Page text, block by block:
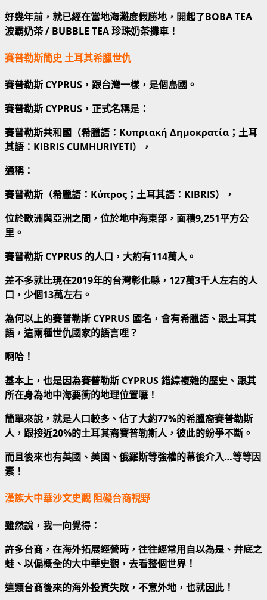
好幾年前，就已經在當地海灘度假勝地，開起了BOBA TEA
波霸奶茶 / BUBBLE TEA 珍珠奶茶攤車！
賽普勒斯簡史 土耳其希臘世仇
賽普勒斯 CYPRUS，跟台灣一樣，是個島國。
賽普勒斯 CYPRUS，正式名稱是：
賽普勒斯共和國（希臘語：Κυπριακή Δημοκρατία；土耳
其語：KIBRIS CUMHURIYETI），
通稱：
賽普勒斯（希臘語：Κύπρος；土耳其語： KIBRIS），
位於歐洲與亞洲之間，位於地中海東部，面積9,251平方公
里。
賽普勒斯 CYPRUS 的人口，大約有114萬人。
差不多就比現在2019年的台灣彰化縣，127萬3千人左右的人
口，少個13萬左右。
為何以上的賽普勒斯 CYPRUS 國名，會有希臘語、跟土耳其
語，這兩種世仇國家的語言哩？
啊哈！
基本上，也是因為賽普勒斯 CYPRUS 錯綜複雜的歷史、跟其
所在身為地中海要衝的地理位置囉！
簡單來說，就是人口較多、佔了大約77%的希臘裔賽普勒斯
人，跟接近20%的土耳其裔賽普勒斯人，彼此的紛爭不斷。
而且後來也有英國、美國、俄羅斯等強權的幕後介入…等等因
素！
漢族大中華沙文史觀 阻礙台商視野
雖然說，我一向覺得：
許多台商，在海外拓展經營時，往往經常用自以為是、井底之
蛙、以偏概全的大中華史觀，去看整個世界！
這類台商後來的海外投資失敗，不意外地，也就因此！